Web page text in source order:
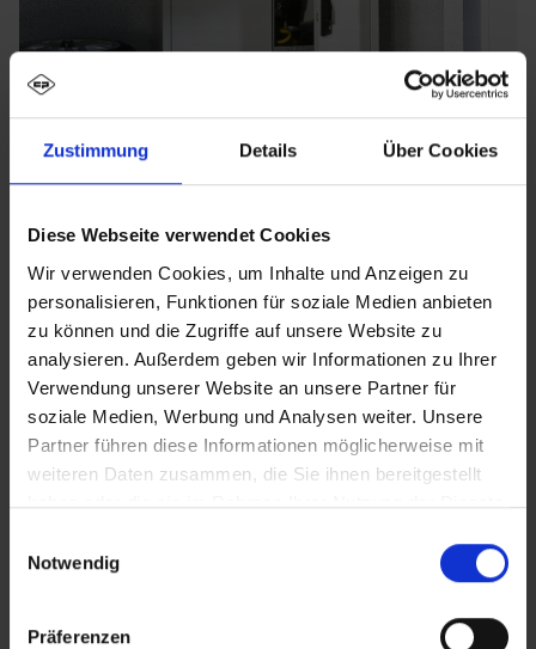
Zustimmung Details Über Cookies
Diese Webseite verwendet Cookies
Wir verwenden Cookies, um Inhalte und Anzeigen zu
personalisieren, Funktionen für soziale Medien anbieten
zu können und die Zugriffe auf unsere Website zu
analysieren. Außerdem geben wir Informationen zu Ihrer
Verwendung unserer Website an unsere Partner für
soziale Medien, Werbung und Analysen weiter. Unsere
Partner führen diese Informationen möglicherweise mit
weiteren Daten zusammen, die Sie ihnen bereitgestellt
haben oder die sie im Rahmen Ihrer Nutzung der Dienste
Notwendig
Präferenzen